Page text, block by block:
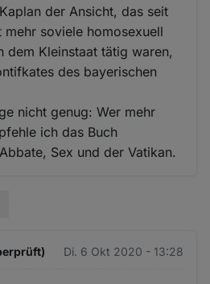
der Ansicht, das seit
soviele homosexuell
dem Kleinstaat tätig waren,
des bayerischen
nicht genug: Wer mehr
ich das Buch
Sex und der Vatikan.
Di. 6 Okt 2020 - 13:28